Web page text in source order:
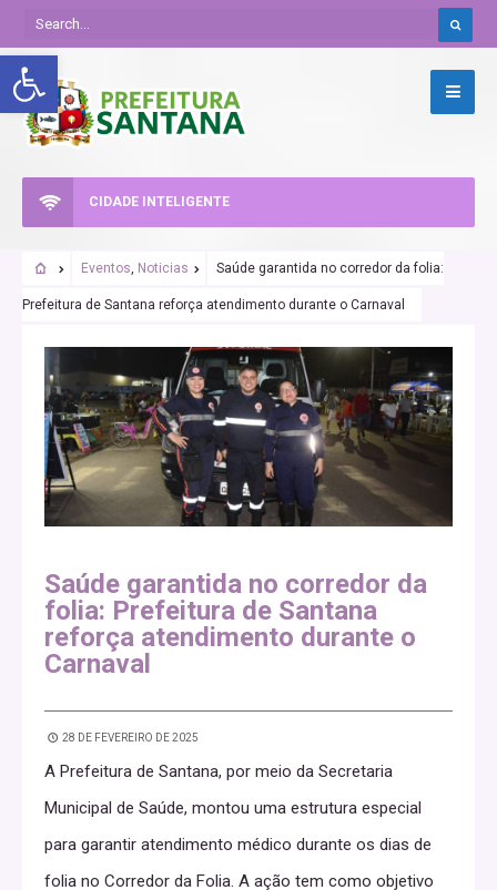
Abrir a barra de ferramentas
CIDADE INTELIGENTE
Eventos Noticias Saúde garantida no corredor da folia:
Prefeitura de Santana reforça atendimento durante o Carnaval
Saúde garantida no corredor da
folia: Prefeitura de Santana
reforça atendimento durante o
Carnaval
28 DE FEVEREIRO DE 2025
A Prefeitura de Santana, por meio da Secretaria
Municipal de Saúde, montou uma estrutura especial
para garantir atendimento médico durante os dias de
folia no Corredor da Folia. A ação tem como objetivo